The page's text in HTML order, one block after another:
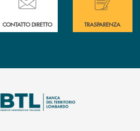
CONTATTO DIRETTO TRASPARENZA